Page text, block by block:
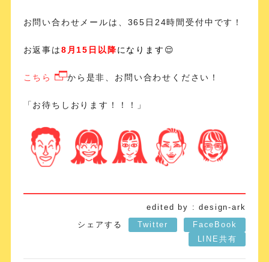
お問い合わせメールは、365日24時間受付中です！
お返事は8月15日以降になります 😌
こちら から是非、お問い合わせください！
「お待ちしおります！！！」
edited by : design-ark
シェアする
Twitter
FaceBook
LINE共有